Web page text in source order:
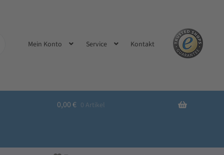
Mein Konto Service Kontakt
0,00 € 0 Artikel